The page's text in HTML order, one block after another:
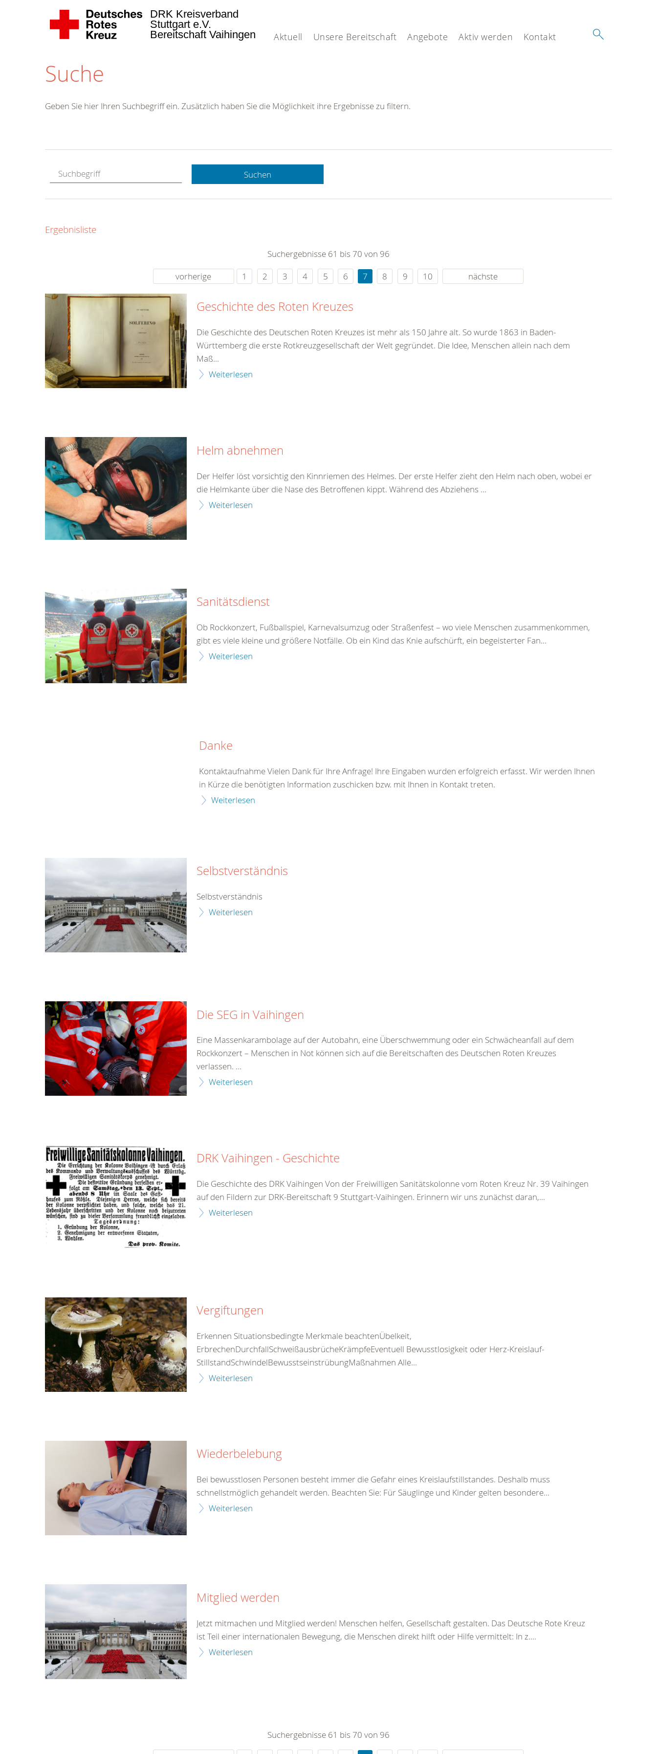
Aktuell Unsere Bereitschaft Angebote Aktiv werden Kontakt
DRK Kreisverband
Stuttgart e.V.
Bereitschaft Vaihingen
Suche
Hotline.
gerne.
rund um die Uhr
Geben Sie hier Ihren Suchbegriff ein. Zusätzlich haben Sie die Möglichkeit ihre Ergebnisse zu filtern.
Suchen
Ergebnisliste
Suchergebnisse 61 bis 70 von 96
vorherige
1 2 3 4 5 6 7 8 9 10 nächste
Geschichte des Roten Kreuzes
Die Geschichte des Deutschen Roten Kreuzes ist mehr als 150 Jahre alt. So wurde 1863 in Baden-
Württemberg die erste Rotkreuzgesellschaft der Welt gegründet. Die Idee, Menschen allein nach dem
Maß...
Weiterlesen
Helm abnehmen
Der Helfer löst vorsichtig den Kinnriemen des Helmes. Der erste Helfer zieht den Helm nach oben, wobei er
die Helmkante über die Nase des Betroffenen kippt. Während des Abziehens ...
Weiterlesen
Sanitätsdienst
Ob Rockkonzert, Fußballspiel, Karnevalsumzug oder Straßenfest – wo viele Menschen zusammenkommen,
gibt es viele kleine und größere Notfälle. Ob ein Kind das Knie aufschürft, ein begeisterter Fan...
Weiterlesen
Danke
Kontaktaufnahme Vielen Dank für Ihre Anfrage! Ihre Eingaben wurden erfolgreich erfasst. Wir werden Ihnen
in Kürze die benötigten Information zuschicken bzw. mit Ihnen in Kontakt treten.
Weiterlesen
Selbstverständnis
Selbstverständnis
Weiterlesen
Die SEG in Vaihingen
Eine Massenkarambolage auf der Autobahn, eine Überschwemmung oder ein Schwächeanfall auf dem
Rockkonzert – Menschen in Not können sich auf die Bereitschaften des Deutschen Roten Kreuzes
verlassen. ...
Weiterlesen
DRK Vaihingen - Geschichte
Die Geschichte des DRK Vaihingen Von der Freiwilligen Sanitätskolonne vom Roten Kreuz Nr. 39 Vaihingen
auf den Fildern zur DRK-Bereitschaft 9 Stuttgart-Vaihingen. Erinnern wir uns zunächst daran,...
Weiterlesen
Vergiftungen
Erkennen Situationsbedingte Merkmale beachtenÜbelkeit,
ErbrechenDurchfallSchweißausbrücheKrämpfeEventuell Bewusstlosigkeit oder Herz-Kreislauf-
StillstandSchwindelBewusstseinstrübungMaßnahmen Alle...
Weiterlesen
Wiederbelebung
Bei bewusstlosen Personen besteht immer die Gefahr eines Kreislaufstillstandes. Deshalb muss
schnellstmöglich gehandelt werden. Beachten Sie: Für Säuglinge und Kinder gelten besondere...
Weiterlesen
Mitglied werden
Jetzt mitmachen und Mitglied werden! Menschen helfen, Gesellschaft gestalten. Das Deutsche Rote Kreuz
ist Teil einer internationalen Bewegung, die Menschen direkt hilft oder Hilfe vermittelt: In z....
Weiterlesen
Suchergebnisse 61 bis 70 von 96